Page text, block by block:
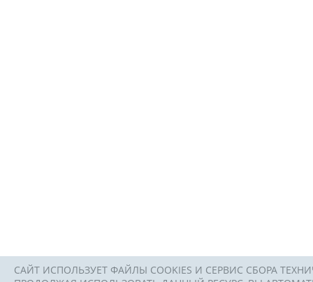
САЙТ ИСПОЛЬЗУЕТ ФАЙЛЫ COOKIES И СЕРВИС СБОРА